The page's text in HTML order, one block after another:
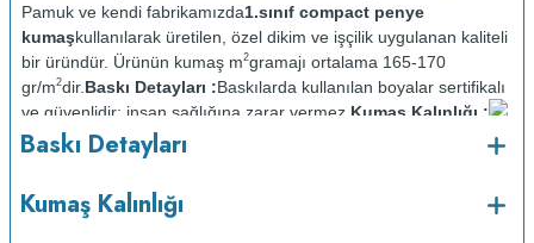
Pamuk ve kendi fabrikamızda1.sınıf compact penye
kumaşkullanılarak üretilen, özel dikim ve işçilik uygulanan kaliteli
bir üründür. Ürünün kumaş m2gramajı ortalama 165-170
gr/m2dir. Baskı Detayları :Baskılarda kullanılan boyalar sertifikalı
ve güvenlidir; insan sağlığına zarar vermez. Kumaş Kalınlığı :
Bakım : Kısa programda maksimum 30
Kuru temizleme yapılmaz.
Baskı Detayları
Kumaş Kalınlığı